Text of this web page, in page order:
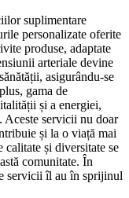
suplimentare
personalizate oferite
produse, adaptate
arteriale devine
asigurându-se
gama de
și a energiei,
Aceste servicii nu doar
și la o viață mai
calitate și diversitate se
comunitate. În
servicii îl au în sprijinul